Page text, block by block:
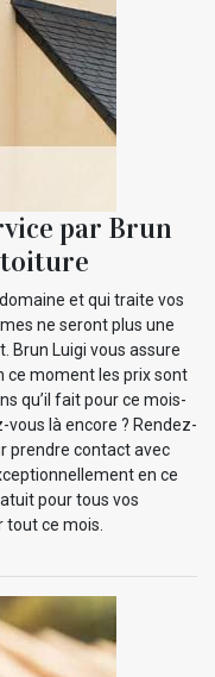
par Brun
et qui traite vos
ne seront plus une
Brun Luigi vous assure
ce moment les prix sont
qu’il fait pour ce mois-
là encore ? Rendez-
prendre contact avec
en ce
pour tous vos
ce mois.